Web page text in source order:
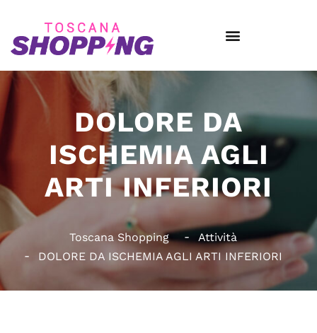
DOLORE DA
ISCHEMIA AGLI
ARTI INFERIORI
Toscana Shopping
Attività
DOLORE DA ISCHEMIA AGLI ARTI INFERIORI